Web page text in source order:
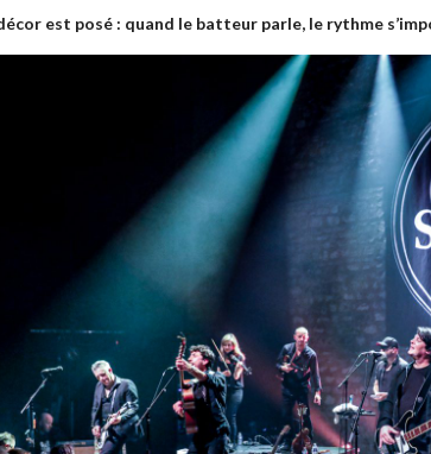
est posé : quand le batteur parle, le rythme